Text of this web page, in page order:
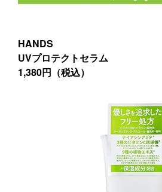
HANDS
UVプロテクトセラム
1,380円（税込）